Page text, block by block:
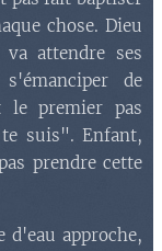
chose. Dieu
attendre ses
de
le premier pas
suis". Enfant,
prendre cette
d'eau approche,